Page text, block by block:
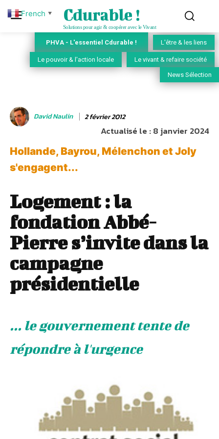
Cdurable !
Solutions pour agir & coopérer avec le Vivant
PHVA - L'essentiel Cdurable ! L'être & les liens
Le pouvoir & l'action locale Le vivant & refaire société
News Sélection
David Naulin 2 février 2012
Actualisé le :8 janvier 2024
Hollande, Bayrou, Mélenchon et Joly
s'engagent...
Logement : la
fondation Abbé-
Pierre s’invite dans la
campagne
présidentielle
... le gouvernement tente de
répondre à l'urgence
French ▼